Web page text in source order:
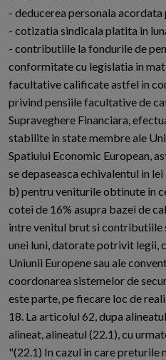
- deducerea personala
- cotizatia sindicala platita in
- contributiile la fondurile de
conformitate cu legislatia in
facultative calificate astfel in
privind pensiile facultative de
Supraveghere Financiara,
stabilite in state membre ale
Spatiului Economic European,
se depaseasca echivalentul in
b) pentru veniturile obtinute in
cotei de 16% asupra bazei de
intre venitul brut si
unei luni, datorate potrivit legii,
Uniunii Europene sau ale
coordonarea sistemelor de
este parte, pe fiecare loc de
18. La articolul 62, dupa
alineat, alineatul (22.1), cu
"(22.1) In cazul in care preturile